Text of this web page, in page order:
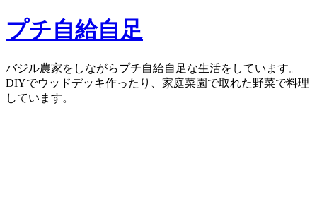
コ
ン
ン
ツ
へ
プチ自給自足
バジル農家をしながらプチ自給自足な生活をしています。
DIYでウッドデッキ作ったり、家庭菜園で取れた野菜で料理
しています。